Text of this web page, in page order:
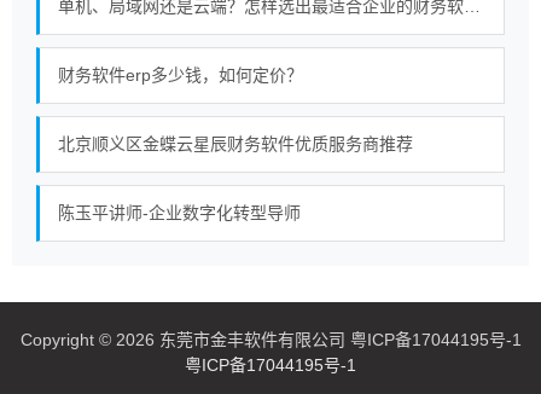
财务软件erp多少钱，如何定价？
北京顺义区金蝶云星辰财务软件优质服务商推荐
陈玉平讲师-企业数字化转型导师
Copyright © 2026 东莞市金丰软件有限公司 粤ICP备17044195号-1
粤ICP备17044195号-1